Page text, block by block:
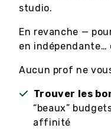
studio.
En revanche —
en indépendante…
Aucun prof ne
Trouver les
“beaux”
affinité